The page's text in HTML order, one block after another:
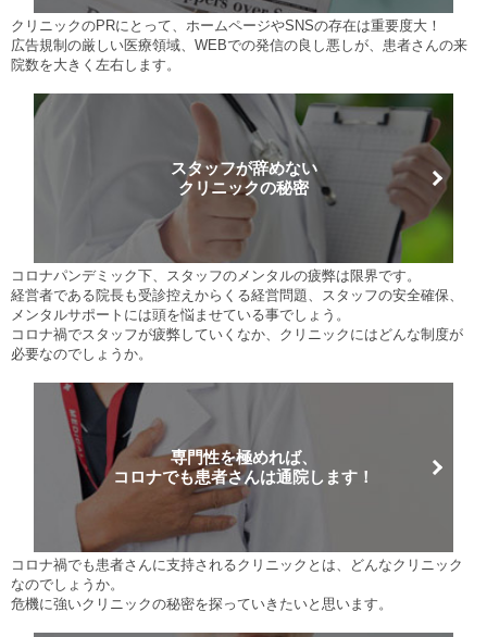
クリニックのPRにとって、ホームページやSNSの存在は重要度⼤！
広告規制の厳しい医療領域、WEBでの発信の良し悪しが、患者さんの来
院数を⼤きく左右します。
スタッフが辞めない
クリニックの秘密
コロナパンデミック下、スタッフのメンタルの疲弊は限界です。
経営者である院長も受診控えからくる経営問題、スタッフの安全確保、
メンタルサポートには頭を悩ませている事でしょう。
コロナ禍でスタッフが疲弊していくなか、クリニックにはどんな制度が
必要なのでしょうか。
専門性を極めれば、
コロナでも患者さんは通院します！
コロナ禍でも患者さんに支持されるクリニックとは、どんなクリニック
なのでしょうか。
危機に強いクリニックの秘密を探っていきたいと思います。